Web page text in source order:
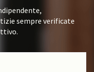
sempre verificate